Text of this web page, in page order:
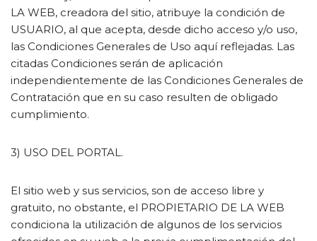
LA WEB, creadora del sitio, atribuye la condición de
USUARIO, al que acepta, desde dicho acceso y/o uso,
las Condiciones Generales de Uso aquí reflejadas. Las
citadas Condiciones serán de aplicación
independientemente de las Condiciones Generales de
Contratación que en su caso resulten de obligado
cumplimiento.
3) USO DEL PORTAL.
El sitio web y sus servicios, son de acceso libre y
gratuito, no obstante, el PROPIETARIO DE LA WEB
condiciona la utilización de algunos de los servicios